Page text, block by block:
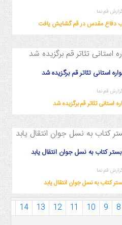
قم نما
دفاع مقدس در قم گشایش یافت
قم نما
کتاب به نسل جوان انتقال یابد
قم نما
کتاب به نسل جوان انتقال یابد
8
9
10
11
12
13
14
15